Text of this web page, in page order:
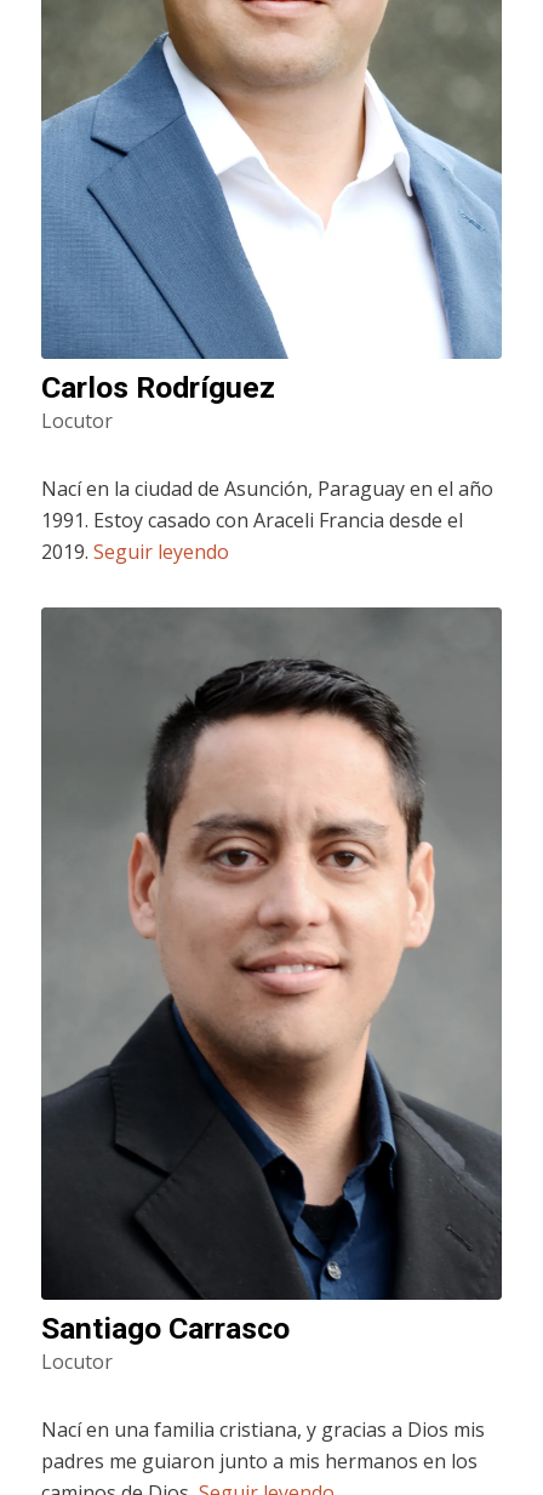
Carlos Rodríguez
Locutor
Nací en la ciudad de Asunción, Paraguay en el año
1991. Estoy casado con Araceli Francia desde el
2019. Seguir leyendo
Santiago Carrasco
Locutor
Nací en una familia cristiana, y gracias a Dios mis
padres me guiaron junto a mis hermanos en los